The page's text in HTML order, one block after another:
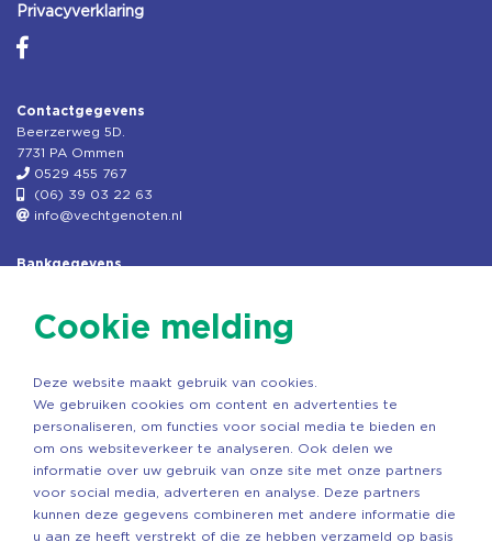
Privacyverklaring
Contactgegevens
Beerzerweg 5D.
7731 PA Ommen
0529 455 767
(06) 39 03 22 63
info@vechtgenoten.nl
Bankgegevens
Rek.nr: NL85RABO0127579230
Copyright ©2026 Vechtgenoten
Cookie melding
Deze website maakt gebruik van cookies.
We gebruiken cookies om content en advertenties te
personaliseren, om functies voor social media te bieden en
om ons websiteverkeer te analyseren. Ook delen we
informatie over uw gebruik van onze site met onze partners
voor social media, adverteren en analyse. Deze partners
kunnen deze gegevens combineren met andere informatie die
u aan ze heeft verstrekt of die ze hebben verzameld op basis